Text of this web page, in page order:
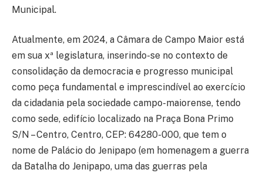
Municipal.
Atualmente, em 2024, a Câmara de Campo Maior está
em sua xª legislatura, inserindo-se no contexto de
consolidação da democracia e progresso municipal
como peça fundamental e imprescindível ao exercício
da cidadania pela sociedade campo-maiorense, tendo
como sede, edifício localizado na Praça Bona Primo
S/N – Centro, Centro, CEP: 64280-000, que tem o
nome de Palácio do Jenipapo (em homenagem a guerra
da Batalha do Jenipapo, uma das guerras pela